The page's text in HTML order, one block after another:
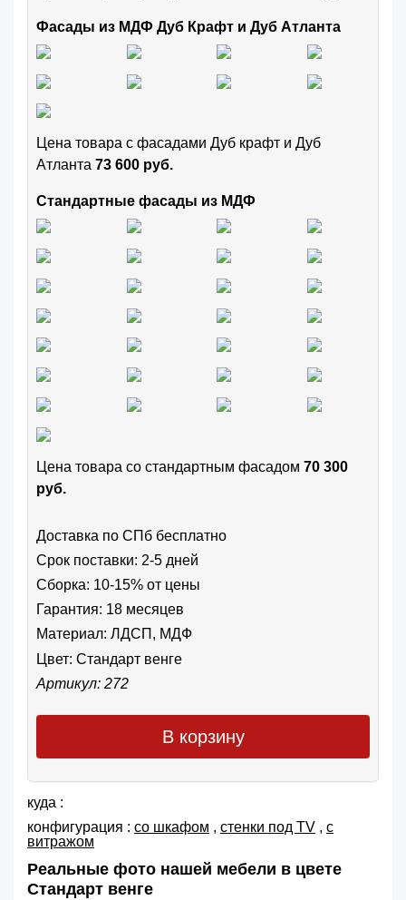
Фасады из МДФ Дуб Крафт и Дуб Атланта
Цена товара с фасадами Дуб крафт и Дуб
Атланта 73 600 руб.
Стандартные фасады из МДФ
Цена товара cо стандартным фасадом 70 300
руб.
Доставка по СПб бесплатно
Срок поставки: 2-5 дней
Сборка: 10-15% от цены
Гарантия: 18 месяцев
Материал: ЛДСП, МДФ
Цвет: Стандарт венге
Артикул: 272
В корзину
куда :
конфигурация : со шкафом , cтенки под TV , с
витражом
Реальные фото нашей мебели в цвете
Стандарт венге